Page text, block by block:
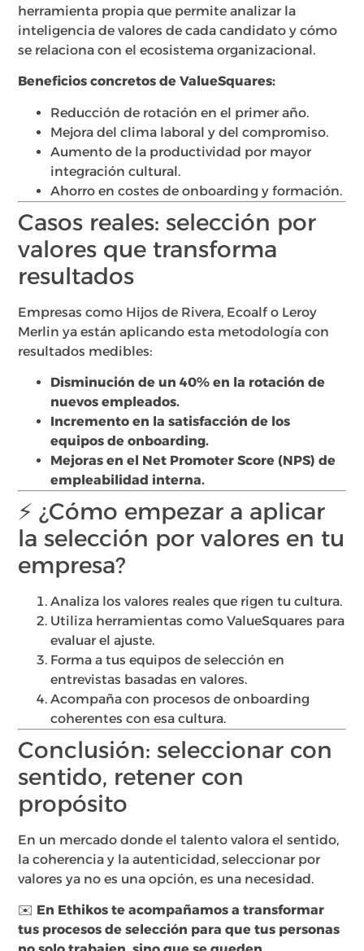
herramienta propia que permite analizar la
inteligencia de valores de cada candidato y cómo
se relaciona con el ecosistema organizacional.
Beneficios concretos de ValueSquares:
Reducción de rotación en el primer año.
Mejora del clima laboral y del compromiso.
Aumento de la productividad por mayor
integración cultural.
Ahorro en costes de onboarding y formación.
Casos reales: selección por
valores que transforma
resultados
Empresas como Hijos de Rivera, Ecoalf o Leroy
Merlin ya están aplicando esta metodología con
resultados medibles:
Disminución de un 40% en la rotación de
nuevos empleados.
Incremento en la satisfacción de los
equipos de onboarding.
Mejoras en el Net Promoter Score (NPS) de
empleabilidad interna.
⚡️ ¿Cómo empezar a aplicar
la selección por valores en tu
empresa?
Analiza los valores reales que rigen tu cultura.
Utiliza herramientas como ValueSquares para
evaluar el ajuste.
Forma a tus equipos de selección en
entrevistas basadas en valores.
Acompaña con procesos de onboarding
coherentes con esa cultura.
Conclusión: seleccionar con
sentido, retener con
propósito
En un mercado donde el talento valora el sentido,
la coherencia y la autenticidad, seleccionar por
valores ya no es una opción, es una necesidad.
✉️ En Ethikos te acompañamos a transformar
tus procesos de selección para que tus personas